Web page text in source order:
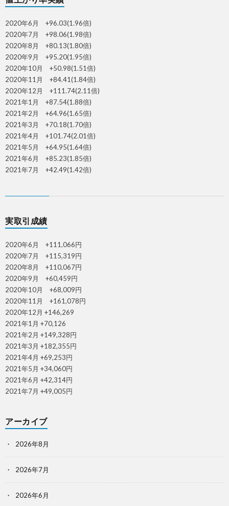
2020年6月 +96.03(1.96倍)
2020年7月 +98.06(1.98倍)
2020年8月 +80.13(1.80倍)
2020年9月 +95.20(1.95倍)
2020年10月 +50.98(1.51倍)
2020年11月 +84.41(1.84倍)
2020年12月 +111.74(2.11倍)
2021年1月 +87.54(1.88倍)
2021年2月 +64.96(1.65倍)
2021年3月 +70.18(1.70倍)
2021年4月 +101.74(2.01倍)
2021年5月 +64.95(1.64倍)
2021年6月 +85.23(1.85倍)
2021年7月 +42.49(1.42倍)
実取引成績
2020年6月 +111,066円
2020年7月 +115,319円
2020年8月 +110,067円
2020年9月 +60,459円
2020年10月 +68,009円
2020年11月 +161,078円
2020年12月 +146,269
2021年1月 +70,126
2021年2月 +149,328円
2021年3月 +182,355円
2021年4月 +69,253円
2021年5月 +34,060円
2021年6月 +42,314円
2021年7月 +49,005円
アーカイブ
2026年8月
2026年7月
2026年6月